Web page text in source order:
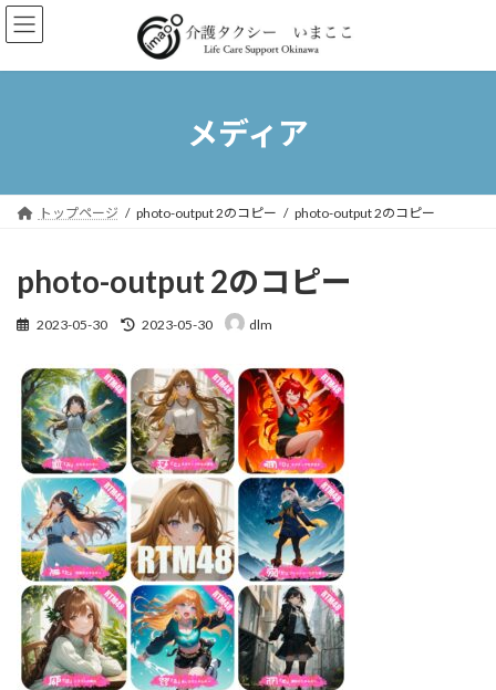
コ
ン
ン
ナ
ビ
ー
メディア
トップページ photo-output 2のコピー photo-output 2のコピー
photo-output 2のコピー
2023-05-30
最
新
日
時
:
2023-05-30 dlm